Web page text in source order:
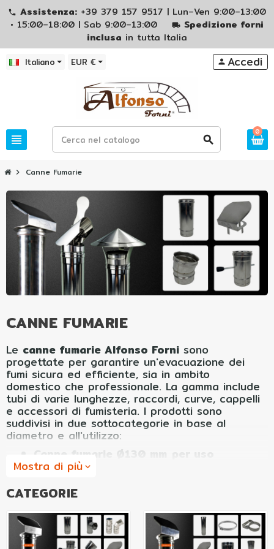
phone Assistenza: +39 379 157 9517 | Lun–Ven 9:00–13:00
• 15:00–18:00 | Sab 9:00–13:00
local_shipping Spedizione forni
inclusa in tutta Italia
Italiano EUR €
view_headline search
person Accedi
0
chevron_right Canne Fumarie
CANNE FUMARIE
Le canne fumarie Alfonso Forni sono
progettate per garantire un'evacuazione dei
fumi sicura ed efficiente, sia in ambito
domestico che professionale. La gamma include
tubi di varie lunghezze, raccordi, curve, cappelli
e accessori di fumisteria. I prodotti sono
suddivisi in due sottocategorie in base al
diametro e all'utilizzo:
Canne fumarie Ø130 mm per uso
domestico:
da 2, 4 e 6 pizze, nelle versioni a legna e
ibride legna/gas, e con le
ed Eleonora.
Canne fumarie Ø150 mm per uso
professionale:progettate per la linea di
Mostra di più expand_more
CATEGORIE